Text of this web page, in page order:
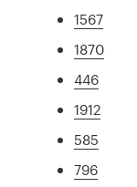
1567
1870
446
1912
585
796